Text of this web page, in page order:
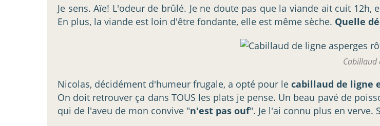
Je sens. Aïe! L'odeur de brûlé. Je ne doute pas que la viande ait cuit
En plus, la viande est loin d'être fondante, elle est même sèche. Quelle
Cabillaud
Nicolas, décidément d'humeur frugale, a opté pour lecabillaud de ligne
On doit retrouver ça dans TOUS les plats je pense. Un beau pavé de
qui de l'aveu de mon convive "n'est pas ouf". Je l'ai connu plus en verve.